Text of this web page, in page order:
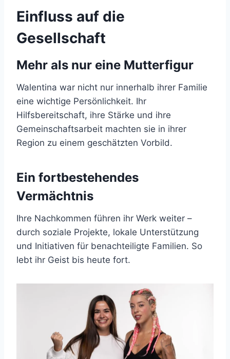
Einfluss auf die
Gesellschaft
Mehr als nur eine Mutterfigur
Walentina war nicht nur innerhalb ihrer Familie
eine wichtige Persönlichkeit. Ihr
Hilfsbereitschaft, ihre Stärke und ihre
Gemeinschaftsarbeit machten sie in ihrer
Region zu einem geschätzten Vorbild.
Ein fortbestehendes
Vermächtnis
Ihre Nachkommen führen ihr Werk weiter –
durch soziale Projekte, lokale Unterstützung
und Initiativen für benachteiligte Familien. So
lebt ihr Geist bis heute fort.